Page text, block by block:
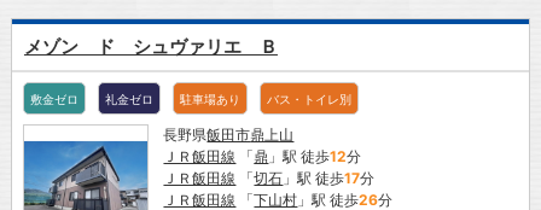
メゾン ド シュヴァリエ Ｂ
敷金ゼロ 礼金ゼロ 駐車場あり バス・トイレ別
長野県飯田市鼎上山
ＪＲ飯田線 「鼎 」駅 徒歩12分
ＪＲ飯田線 「切石 」駅 徒歩17分
ＪＲ飯田線 「下山村 」駅 徒歩26分